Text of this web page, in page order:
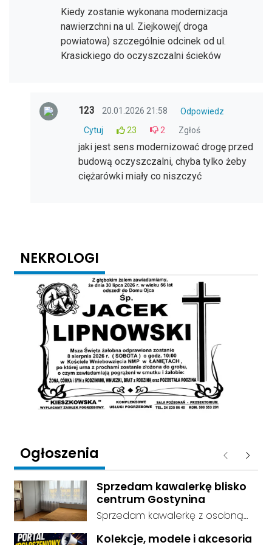
Kiedy zostanie wykonana modernizacja
nawierzchni na ul. Ziejkowej( droga
powiatowa) szczególnie odcinek od ul.
Krasickiego do oczyszczalni ścieków
123 20.01.2026 21:58
Odpowiedz
Cytuj
23 2 Zgłoś
jaki jest sens modernizować drogę przed
budową oczyszczalni, chyba tylko żeby
ciężarówki miały co niszczyć
NEKROLOGI
Ogłoszenia Poprzednie
Sprzedam kawalerkę blisko
centrum Gostynina
Sprzedam kawalerkę z osobną
Kolekcje, modele i akcesoria